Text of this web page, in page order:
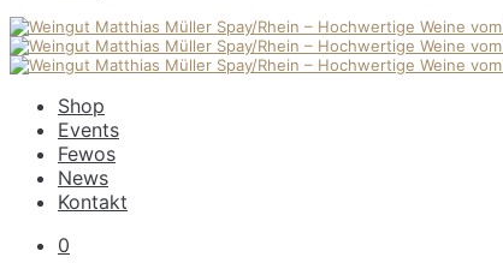
Shop
Events
Fewos
News
Kontakt
0